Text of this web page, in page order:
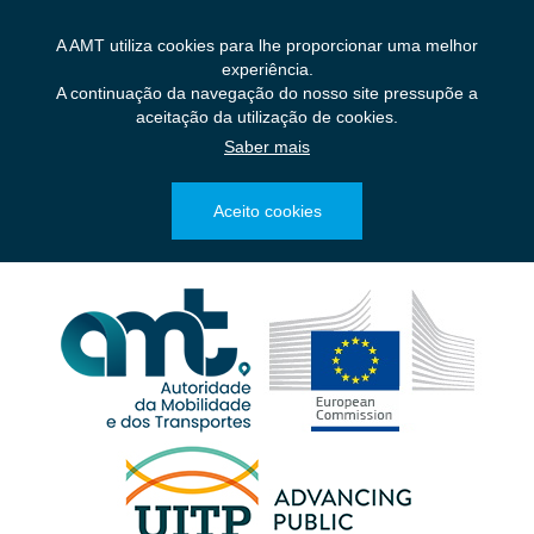
A AMT utiliza cookies para lhe proporcionar uma melhor
experiência.
A continuação da navegação do nosso site pressupõe a
aceitação da utilização de cookies.
Saber mais
Aceito cookies